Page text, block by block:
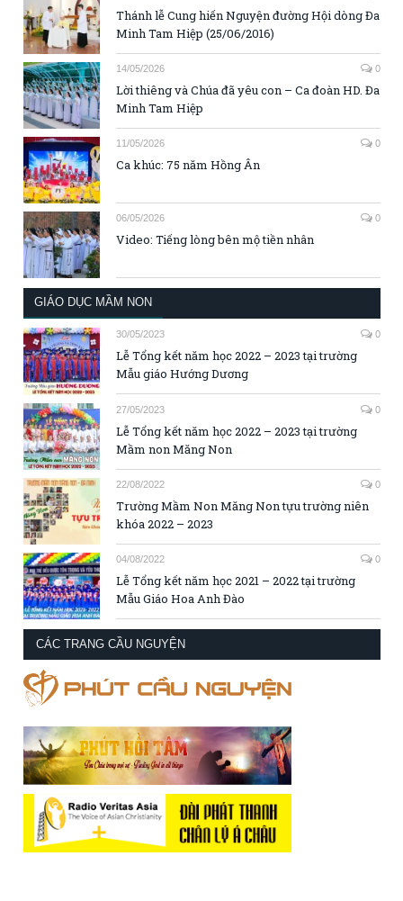
Thánh lễ Cung hiến Nguyện đường Hội dòng Đa
Minh Tam Hiệp (25/06/2016)
14/05/2026 0
Lời thiêng và Chúa đã yêu con – Ca đoàn HD. Đa
Minh Tam Hiệp
11/05/2026 0
Ca khúc: 75 năm Hồng Ân
06/05/2026 0
Video: Tiếng lòng bên mộ tiền nhân
GIÁO DỤC MẦM NON
30/05/2023 0
Lễ Tổng kết năm học 2022 – 2023 tại trường
Mẫu giáo Hướng Dương
27/05/2023 0
Lễ Tổng kết năm học 2022 – 2023 tại trường
Mầm non Măng Non
22/08/2022 0
Trường Mầm Non Măng Non tựu trường niên
khóa 2022 – 2023
04/08/2022 0
Lễ Tổng kết năm học 2021 – 2022 tại trường
Mẫu Giáo Hoa Anh Đào
CÁC TRANG CẦU NGUYỆN